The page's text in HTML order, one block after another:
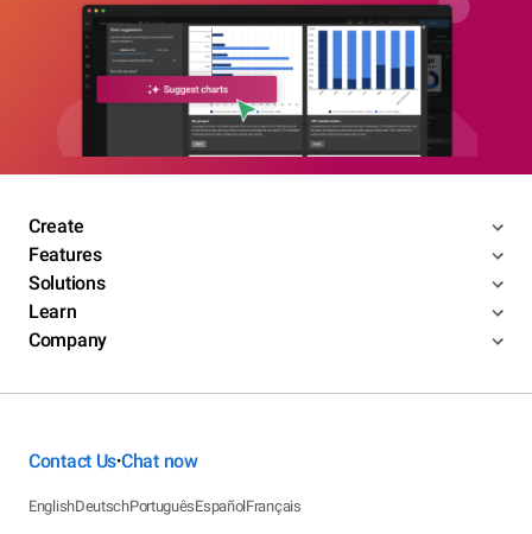
Create
Features
Solutions
Learn
Company
Contact Us•Chat now
EnglishDeutschPortuguêsEspañolFrançais